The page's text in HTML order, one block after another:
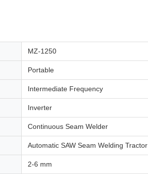
MZ-1250
Portable
Intermediate Frequency
Inverter
Continuous Seam Welder
Automatic SAW Seam Welding Tractor
2-6 mm